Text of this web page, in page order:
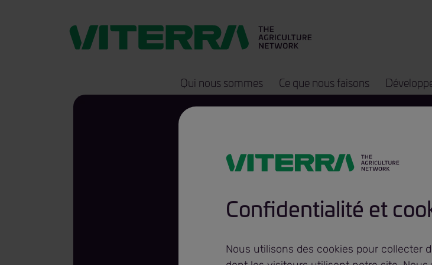
Qui nous sommes Ce que nous faisons
Viterra
Confidentialité et
Nous utilisons des cookies pour collecter